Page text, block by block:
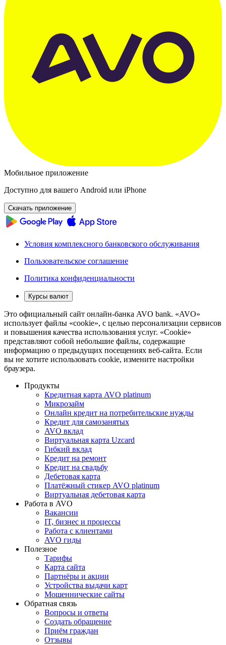
Мобильное приложение
Доступно для вашего Android или iPhone
Скачать приложение
Условия комплексного банковского обслуживания
Пользовательское соглашение
Политика конфиденциальности
Курсы валют
Это официальный сайт онлайн-банка AVO bank. «AVO»
использует файлы «cookie», с целью персонализации сервисов
и повышения качества использования услуг. «Cookie»
представляют собой небольшие файлы, содержащие
информацию о предыдущих посещениях веб-сайта. Если
вы не хотите использовать cookie, измените настройки
браузера.
Продукты
Кредитная карта AVO platinum
Микрозайм
Онлайн кредит на потребительские нужды
Кредит для самозанятых
AVO вклад
Виртуальная карта Uzcard
Гибкий вклад
Кредит на ремонт
Кредит на свадьбу
Дебетовая карта
Платёжный стикер AVO platinum
Виртуальная дебетовая карта
Работа в AVO
Вакансии
IT, бизнес и процессы
Работа с клиентами
AVO гиды
Полезное
Тарифы
Карта сайта
Партнёры и акции
Устройства выдачи карт
Мошеннические cайты
Обратная связь
Вопросы и ответы
Создать обращение
Приём граждан
Отзывы